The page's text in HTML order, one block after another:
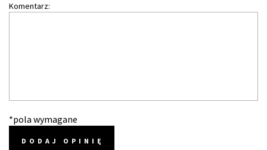
Komentarz:
*pola wymagane
DODAJ OPINIĘ